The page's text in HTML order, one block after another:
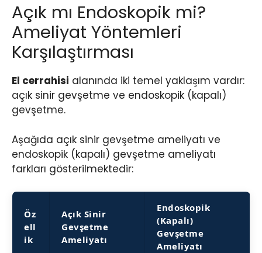
Açık mı Endoskopik mi?
Ameliyat Yöntemleri
Karşılaştırması
El cerrahisi alanında iki temel yaklaşım vardır:
açık sinir gevşetme ve endoskopik (kapalı)
gevşetme.
Aşağıda açık sinir gevşetme ameliyatı ve
endoskopik (kapalı) gevşetme ameliyatı
farkları gösterilmektedir:
Öz
ell
ik
Açık Sinir
Gevşetme
Ameliyatı
Endoskopik
(Kapalı)
Gevşetme
Ameliyatı